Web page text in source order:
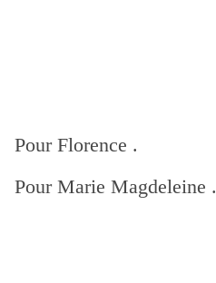
Pour Florence .
Pour Marie Magdeleine .